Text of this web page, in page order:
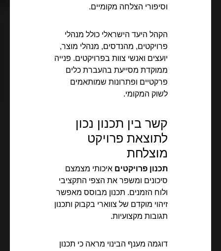
וסיפורי הצלחה מקומיים.
הקהל היעד הישראלי כולל מנהלי
פרויקטים, מהנדסים, מנהלי מוצר,
יועצים ואנשי צוות בפרויקטים. פנייה
ממוקדת מסייעת בהעברת כלים
פרקטיים ופתרונות שמותאמים
לשוק המקומי.
קשר בין תכנון נכון
לתוצאת פרויקט
מוצלחת
תכנון פרויקטים איכותי מצמצם
סיכונים ומשפר את הצפי התקציבי
ולוח הזמנים. תכנון מבוסס מאפשר
זיהוי מוקדם של צווארי בקבוק ותכנון
תגובות מקצועיות.
דוגמה מענף הבינוי מראה כי תכנון